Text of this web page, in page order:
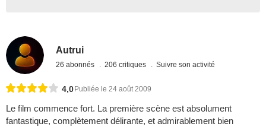
Autrui
26 abonnés 206 critiques Suivre son activité
4,0 Publiée le 24 août 2009
Le film commence fort. La première scène est absolument
fantastique, complètement délirante, et admirablement bien